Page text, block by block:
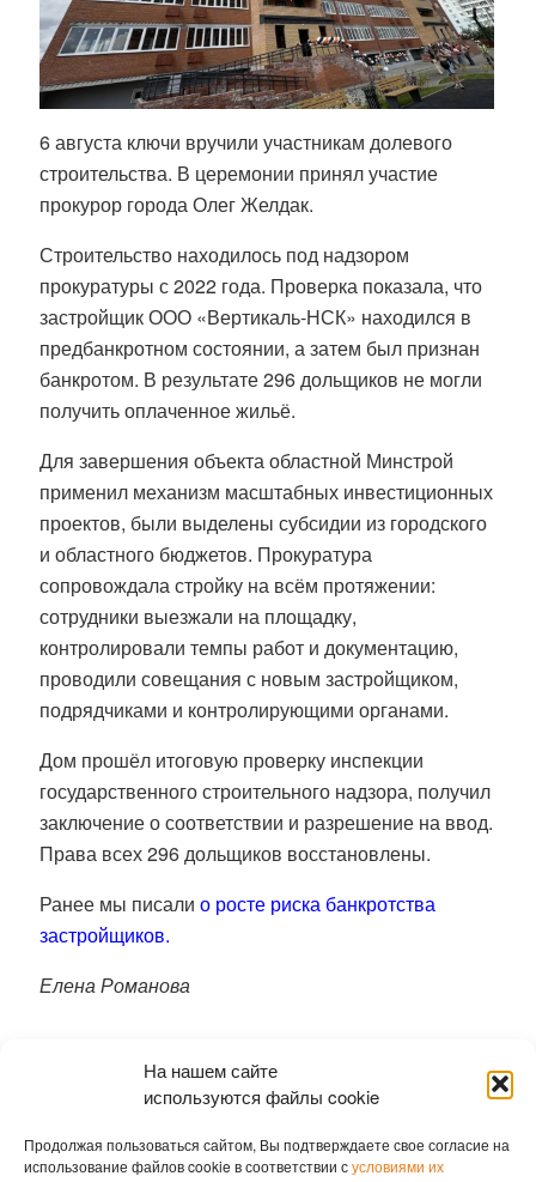
На нашем сайте
используются файлы cookie
Продолжая пользоваться сайтом, Вы подтверждаете свое согласие на
использование файлов cookie в соответствии сусловиями их
6 августа ключи вручили участникам долевого
строительства. В церемонии принял участие
прокурор города Олег Желдак.
Строительство находилось под надзором
прокуратуры с 2022 года. Проверка показала, что
застройщик ООО «Вертикаль-НСК» находился в
предбанкротном состоянии, а затем был признан
банкротом. В результате 296 дольщиков не могли
получить оплаченное жильё.
Для завершения объекта областной Минстрой
применил механизм масштабных инвестиционных
проектов, были выделены субсидии из городского
и областного бюджетов. Прокуратура
сопровождала стройку на всём протяжении:
сотрудники выезжали на площадку,
контролировали темпы работ и документацию,
проводили совещания с новым застройщиком,
подрядчиками и контролирующими органами.
Дом прошёл итоговую проверку инспекции
государственного строительного надзора, получил
заключение о соответствии и разрешение на ввод.
Права всех 296 дольщиков восстановлены.
Ранее мы писали о росте риска банкротства
застройщиков.
Елена Романова